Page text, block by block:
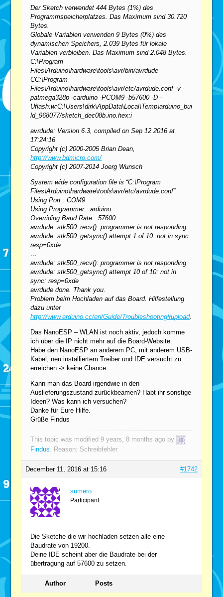
Der Sketch verwendet 444 Bytes (1%) des
Programmspeicherplatzes. Das Maximum sind 30.720
Bytes.
Globale Variablen verwenden 9 Bytes (0%) des
dynamischen Speichers, 2.039 Bytes für lokale
Variablen verbleiben. Das Maximum sind 2.048 Bytes.
C:\Program
Files\Arduino\hardware\tools\avr/bin/avrdude -
CC:\Program
Files\Arduino\hardware\tools\avr/etc/avrdude.conf -v -
patmega328p -carduino -PCOM9 -b57600 -D -
Uflash:w:C:\Users\dirk\AppData\Local\Temp\arduino_bui
ld_968077/sketch_dec08b.ino.hex:i
avrdude: Version 6.3, compiled on Sep 12 2016 at
17:24:16
Copyright (c) 2000-2005 Brian Dean,
http://www.bdmicro.com/
Copyright (c) 2007-2014 Joerg Wunsch
System wide configuration file is “C:\Program
Files\Arduino\hardware\tools\avr/etc/avrdude.conf”
Using Port : COM9
Using Programmer : arduino
Overriding Baud Rate : 57600
avrdude: stk500_recv(): programmer is not responding
avrdude: stk500_getsync() attempt 1 of 10: not in sync:
resp=0xde
…
avrdude: stk500_recv(): programmer is not responding
avrdude: stk500_getsync() attempt 10 of 10: not in
sync: resp=0xde
avrdude done. Thank you.
Problem beim Hochladen auf das Board. Hilfestellung
dazu unter
http://www.arduino.cc/en/Guide/Troubleshooting#upload.
Das NanoESP – WLAN ist noch aktiv, jedoch komme
ich über die IP nicht mehr auf die Board-Website.
Habe den NanoESP an anderem PC, mit anderem USB-
Kabel, neu installiertem Treiber und IDE versucht zu
erreichen -> keine Chance.
Kann man das Board irgendwie in den
Auslieferungszustand zurückbeamen? Habt ihr sonstige
Ideen? Was kann ich versuchen?
Danke für Eure Hilfe.
Grüße Findus
This topic was modified 9 years, 8 months ago by
Findus . Reason: Schreibfehler
December 11, 2016 at 15:16 #1742
sumero
Participant
Die Sketche die wir hochladen setzen alle eine
Baudrate von 19200.
Deine IDE scheint aber die Baudrate bei der
übertragung auf 57600 zu setzen.
Author Posts